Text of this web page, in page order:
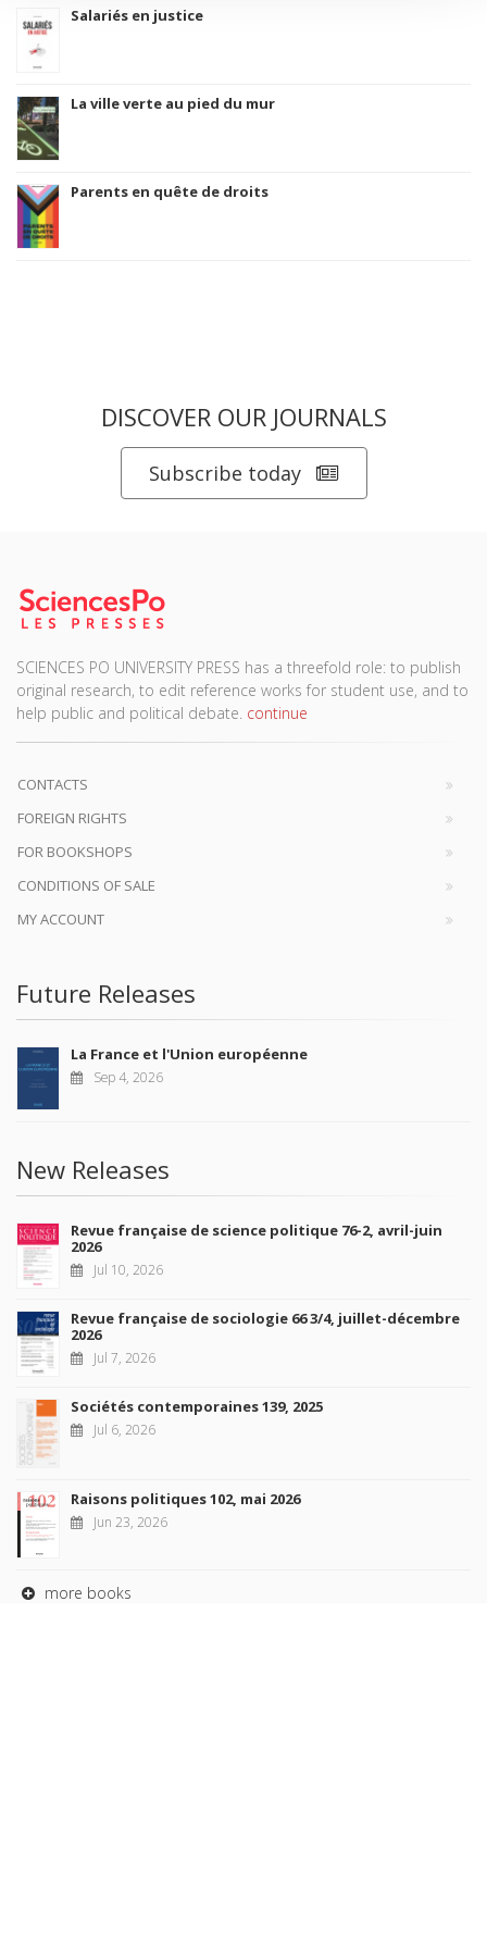
Salariés en justice
La ville verte au pied du mur
Parents en quête de droits
DISCOVER OUR JOURNALS
Subscribe today
SCIENCES PO UNIVERSITY PRESS has a threefold role: to publish
original research, to edit reference works for student use, and to
help public and political debate. continue
CONTACTS
FOREIGN RIGHTS
FOR BOOKSHOPS
CONDITIONS OF SALE
MY ACCOUNT
Future Releases
La France et l'Union européenne
Sep 4, 2026
New Releases
Revue française de science politique 76-2, avril-juin
2026
Jul 10, 2026
Revue française de sociologie 66 3/4, juillet-décembre
2026
Jul 7, 2026
Sociétés contemporaines 139, 2025
Jul 6, 2026
Raisons politiques 102, mai 2026
Jun 23, 2026
more books